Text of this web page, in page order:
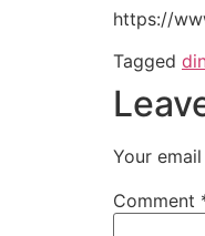
https://
Tagged
Your
Comment